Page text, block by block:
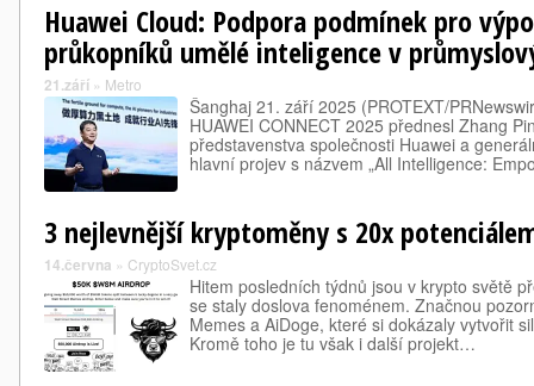
Huawei Cloud: Podpora podmínek pro
průkopníků umělé inteligence v
21.září » Metro
Šanghaj 21. září 2025 (PROTEXT/
HUAWEI CONNECT 2025 přednesl Zhang
představenstva společnosti Huawei a
hlavní projev s názvem „All Intelligence:
3 nejlevnější kryptoměny s 20x
14.června » CryptoSvet.cz
Hitem posledních týdnů jsou v krypto světě
se staly doslova fenoménem. Značnou
Memes a AiDoge, které si dokázaly vytvořit
Kromě toho je tu však i další projekt…